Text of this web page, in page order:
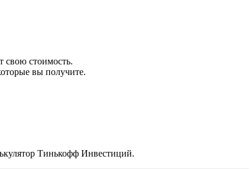
стоимость.
вы получите.
Тинькофф Инвестиций.